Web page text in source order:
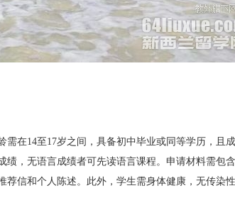
在14至17岁之间，具备初中毕业或同等学历，且成
绩，无语言成绩者可先读语言课程。申请材料需包
荐信和个人陈述。此外，学生需身体健康，无传染